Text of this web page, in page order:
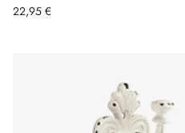
22,95 €